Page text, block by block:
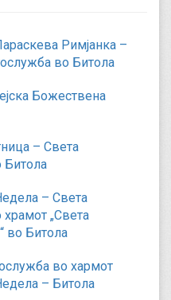
Римјанка –
во Битола
Божествена
– Света
Битола
– Света
храмот „Света
во Битола
во хармот
– Битола